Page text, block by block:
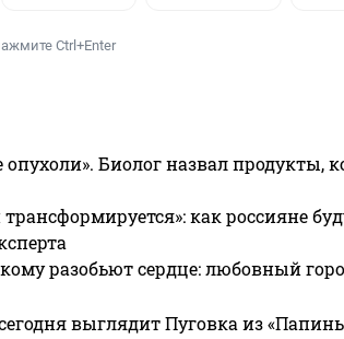
Ctrl+Enter
Биолог назвал продукты,
как россияне
разобьют сердце: любовный
выглядит Пуговка из